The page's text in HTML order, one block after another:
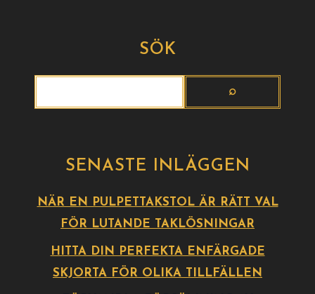
SÖK
SENASTE INLÄGGEN
NÄR EN PULPETTAKSTOL ÄR RÄTT VAL
FÖR LUTANDE TAKLÖSNINGAR
HITTA DIN PERFEKTA ENFÄRGADE
SKJORTA FÖR OLIKA TILLFÄLLEN